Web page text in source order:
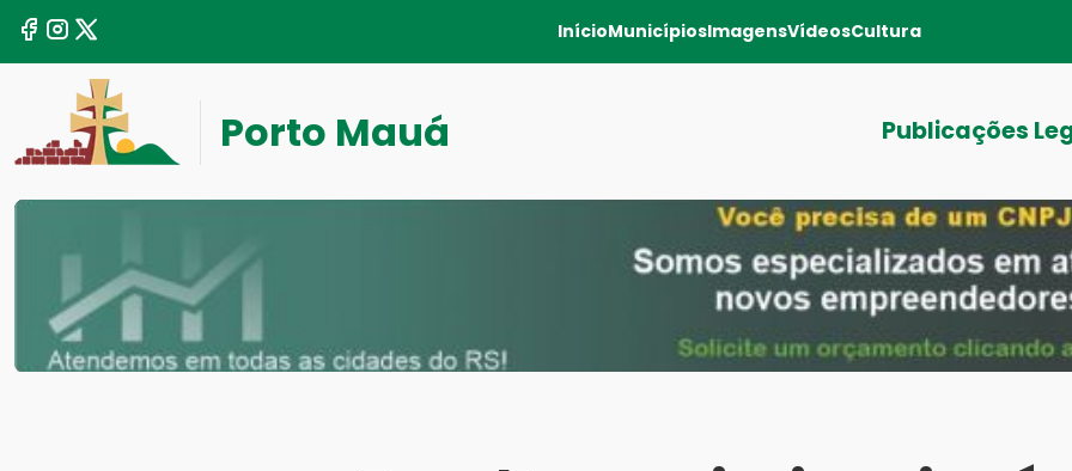
InícioMunicípiosImagensVídeosCultura
Porto Mauá Publicações